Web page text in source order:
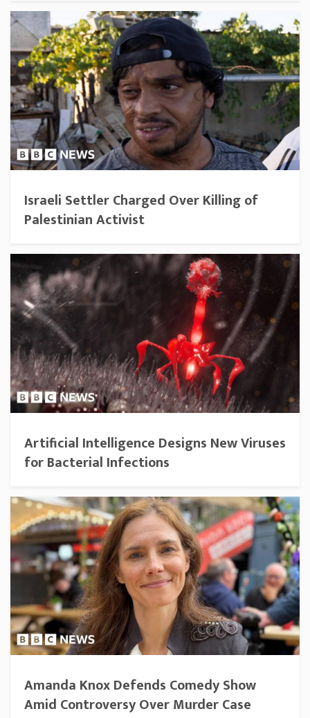
Israeli Settler Charged Over Killing of
Palestinian Activist
Artificial Intelligence Designs New Viruses
for Bacterial Infections
Amanda Knox Defends Comedy Show
Amid Controversy Over Murder Case